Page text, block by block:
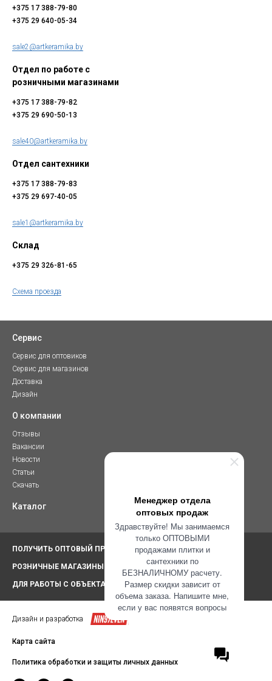
Менеджер отдела
оптовых продаж
Здравствуйте! Мы занимаемся
только ОПТОВЫМИ
продажами плитки и
сантехники по
БЕЗНАЛИЧНОМУ расчету.
Размер скидки зависит от
объема заказа. Напишите мне,
если у вас появятся вопросы
+375 17 388-79-80
+375 29 640-05-34
sale2@artkeramika.by
Отдел по работе с
розничными магазинами
+375 17 388-79-82
+375 29 690-50-13
sale40@artkeramika.by
Отдел сантехники
+375 17 388-79-83
+375 29 697-40-05
sale1@artkeramika.by
Склад
+375 29 326-81-65
Схема проезда
Сервис
Сервис для оптовиков
Сервис для магазинов
Доставка
Дизайн
О компании
Отзывы
Вакансии
Новости
Статьи
Скачать
Каталог
ПОЛУЧИТЬ ОПТОВЫЙ ПРАЙС-ЛИСТ
РОЗНИЧНЫЕ МАГАЗИНЫ ПАРТНЕРОВ
ДЛЯ РАБОТЫ С ОБЪЕКТАМИ
Дизайн и разработка
Карта сайта
Политика обработки и защиты личных данных